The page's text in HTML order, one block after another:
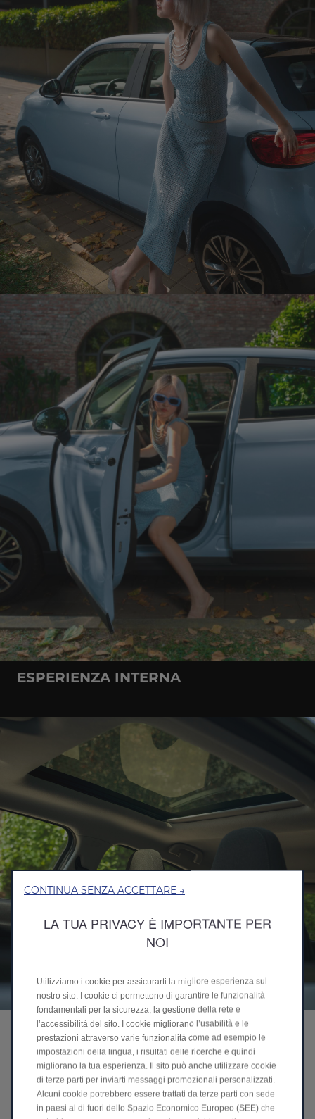
ESPERIENZA INTERNA
TETTO PANORAMICO E TENDINA
ELETTRICA
Goditi un interno più luminoso
Il tetto panoramico amplia l'interno e riempie l'abitacolo
di luce naturale, creando un'atmosfera luminosa e
CONTINUA SENZA ACCETTARE →
LA TUA PRIVACY È IMPORTANTE PER
NOI
Utilizziamo i cookie per assicurarti la migliore esperienza sul
nostro sito. I cookie ci permettono di garantire le funzionalità
fondamentali per la sicurezza, la gestione della rete e
l’accessibilità del sito. I cookie migliorano l’usabilità e le
prestazioni attraverso varie funzionalità come ad esempio le
impostazioni della lingua, i risultati delle ricerche e quindi
migliorano la tua esperienza. Il sito può anche utilizzare cookie
di terze parti per inviarti messaggi promozionali personalizzati.
Alcuni cookie potrebbero essere trattati da terze parti con sede
in paesi al di fuori dello Spazio Economico Europeo (SEE) che